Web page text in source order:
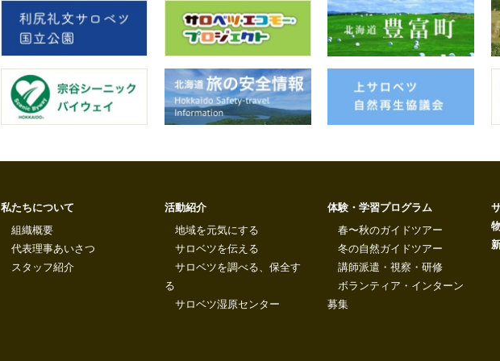
私たちについて
組織概要
代表理事あいさつ
スタッフ紹介
活動紹介
地域を元気にする
サロベツを伝える
サロベツを調べる、保全す
る
サロベツ湿原センター
体験・学習プログラム
春〜秋のガイドツアー
冬の自然ガイドツアー
講師派遣・視察・研修
ボランティア・インターン
募集